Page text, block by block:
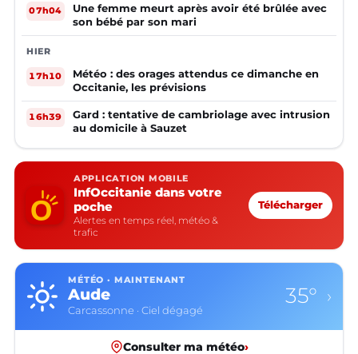
07h04
Une femme meurt après avoir été brûlée avec
son bébé par son mari
HIER
17h10
Météo : des orages attendus ce dimanche en
Occitanie, les prévisions
16h39
Gard : tentative de cambriolage avec intrusion
au domicile à Sauzet
APPLICATION MOBILE
InfOccitanie dans votre
poche
Alertes en temps réel, météo &
trafic
Télécharger
MÉTÉO · MAINTENANT
Aude
Carcassonne · Ciel dégagé
35° ›
Consulter ma météo›